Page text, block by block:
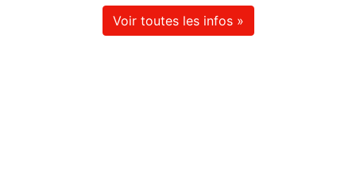
Voir toutes les infos »